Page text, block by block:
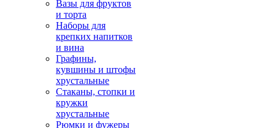
Вазы для фруктов
и торта
Наборы для
крепких напитков
и вина
Графины,
кувшины и штофы
хрустальные
Стаканы, стопки и
кружки
хрустальные
Рюмки и фужеры